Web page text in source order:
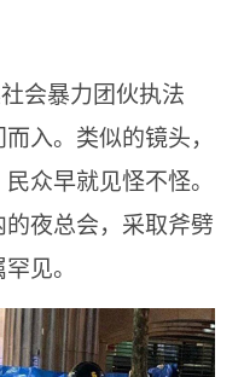
会暴力团伙执法
入。类似的镜头，
众早就见怪不怪。
夜总会，采取斧劈
见。